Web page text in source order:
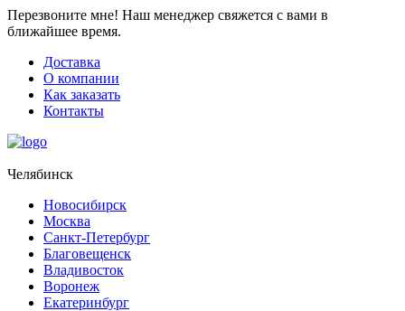
Перезвоните мне! Наш менеджер свяжется с вами в
ближайшее время.
Доставка
О компании
Как заказать
Контакты
Челябинск
Новосибирск
Москва
Санкт-Петербург
Благовещенск
Владивосток
Воронеж
Екатеринбург